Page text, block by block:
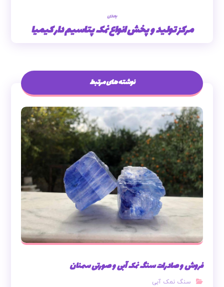
بعدی
مرکز تولید و پخش انواع نمک پتاسیم دار کیمیا
نوشته های مرتبط
فروش و صادرات سنگ نمک آبی و صورتی سمنان
سنگ نمک آبی